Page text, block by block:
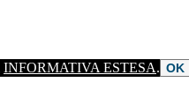
INFORMATIVA ESTESA. OK